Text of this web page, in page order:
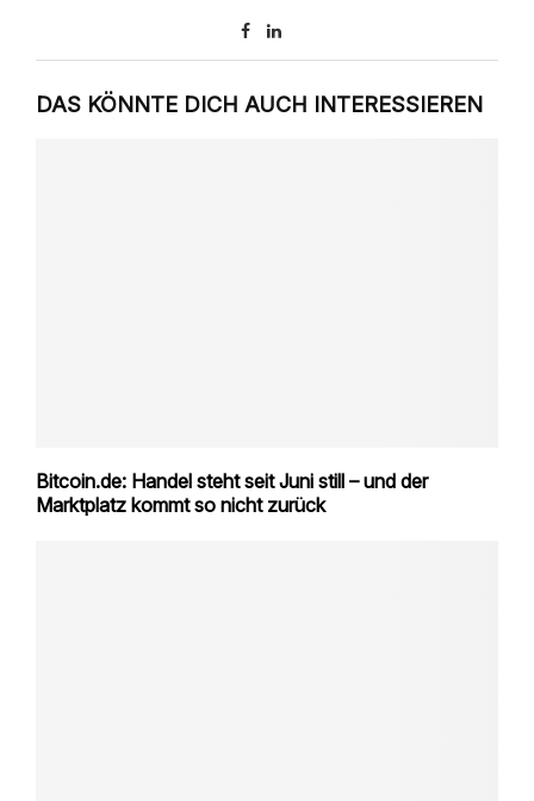
DAS KÖNNTE DICH AUCH INTERESSIEREN
Bitcoin.de: Handel steht seit Juni still – und der
Marktplatz kommt so nicht zurück